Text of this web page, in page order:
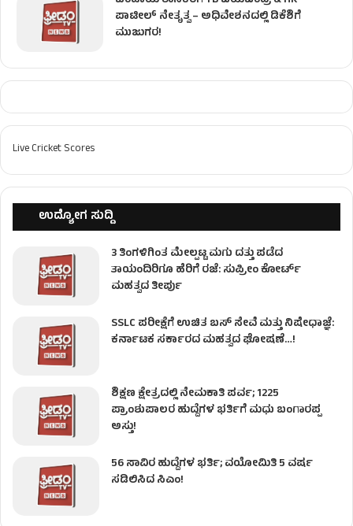
ಪಾಟೀಲ್ ನೇತೃತ್ವ – ಅಧಿವೇಶನದಲ್ಲಿ ಡಿಕೆಶಿಗೆ
ಮುಜುಗರ!
Live Cricket Scores
ಉದ್ಯೋಗ ಸುದ್ದಿ
3 ತಿಂಗಳಿಗಿಂತ ಮೇಲ್ಪಟ್ಟ ಮಗು ದತ್ತು ಪಡೆದ
ತಾಯಂದಿರಿಗೂ ಹೆರಿಗೆ ರಜೆ: ಸುಪ್ರೀಂ ಕೋರ್ಟ್
ಮಹತ್ವದ ತೀರ್ಪು
SSLC ಪರೀಕ್ಷೆಗೆ ಉಚಿತ ಬಸ್ ಸೇವೆ ಮತ್ತು ನಿಷೇಧಾಜ್ಞೆ:
ಕರ್ನಾಟಕ ಸರ್ಕಾರದ ಮಹತ್ವದ ಘೋಷಣೆ…!
ಶಿಕ್ಷಣ ಕ್ಷೇತ್ರದಲ್ಲಿ ನೇಮಕಾತಿ ಪರ್ವ; 1225
ಪ್ರಾಂಶುಪಾಲರ ಹುದ್ದೆಗಳ ಭರ್ತಿಗೆ ಮಧು ಬಂಗಾರಪ್ಪ
ಅಸ್ತು!
56 ಸಾವಿರ ಹುದ್ದೆಗಳ ಭರ್ತಿ; ವಯೋಮಿತಿ 5 ವರ್ಷ
ಸಡಿಲಿಸಿದ ಸಿಎಂ!